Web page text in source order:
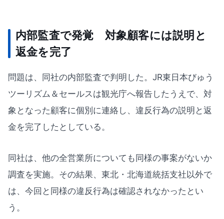
内部監査で発覚 対象顧客には説明と
返金を完了
問題は、同社の内部監査で判明した。JR東日本びゅう
ツーリズム＆セールスは観光庁へ報告したうえで、対
象となった顧客に個別に連絡し、違反行為の説明と返
金を完了したとしている。
同社は、他の全営業所についても同様の事案がないか
調査を実施。その結果、東北・北海道統括支社以外で
は、今回と同様の違反行為は確認されなかったとい
う。